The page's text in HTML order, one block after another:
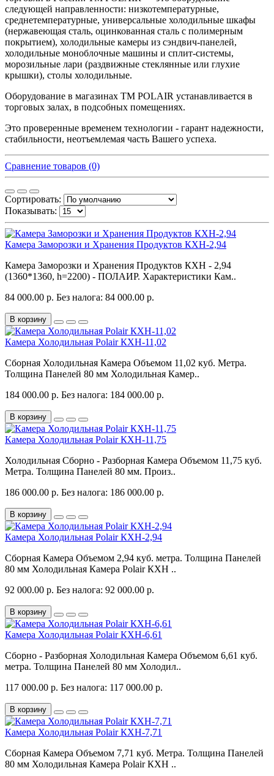
следующей направленности: низкотемпературные,
среднетемпературные, универсальные холодильные шкафы
(нержавеющая сталь, оцинкованная сталь с полимерным
покрытием), холодильные камеры из сэндвич-панелей,
холодильные моноблочные машины и сплит-системы,
морозильные лари (раздвижные стеклянные или глухие
крышки), столы холодильные.
Оборудование в магазинах TM POLAIR устанавливается в
торговых залах, в подсобных помещениях.
Это проверенные временем технологии - гарант надежности,
стабильности, неотъемлемая часть Вашего успеха.
Сравнение товаров (0)
Сортировать:
Показывать:
Камера Заморозки и Хранения Продуктов КХН-2,94
Камера Заморозки и Хранения Продуктов КХН - 2,94
(1360*1360, h=2200) - ПОЛАИР. Характеристики Кам..
84 000.00 р. Без налога: 84 000.00 р.
В корзину
Камера Холодильная Polair КХН-11,02
Сборная Холодильная Камера Объемом 11,02 куб. Метра.
Толщина Панелей 80 мм Холодильная Камер..
184 000.00 р. Без налога: 184 000.00 р.
В корзину
Камера Холодильная Polair КХН-11,75
Холодильная Сборно - Разборная Камера Объемом 11,75 куб.
Метра. Толщина Панелей 80 мм. Произ..
186 000.00 р. Без налога: 186 000.00 р.
В корзину
Камера Холодильная Polair КХН-2,94
Сборная Камера Объемом 2,94 куб. метра. Толщина Панелей
80 мм Холодильная Камера Polair КХН ..
92 000.00 р. Без налога: 92 000.00 р.
В корзину
Камера Холодильная Polair КХН-6,61
Сборно - Разборная Холодильная Камера Объемом 6,61 куб.
метра. Толщина Панелей 80 мм Холодил..
117 000.00 р. Без налога: 117 000.00 р.
В корзину
Камера Холодильная Polair КХН-7,71
Сборная Камера Объемом 7,71 куб. Метра. Толщина Панелей
80 мм Холодильная Камера Polair КХН ..